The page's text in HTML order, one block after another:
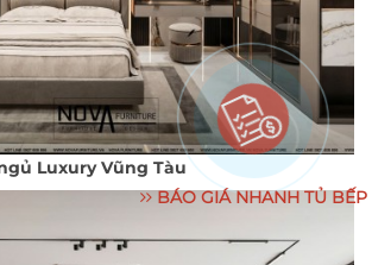
Luxury Vũng Tàu
BÁO GIÁ NHANH TỦ BẾP